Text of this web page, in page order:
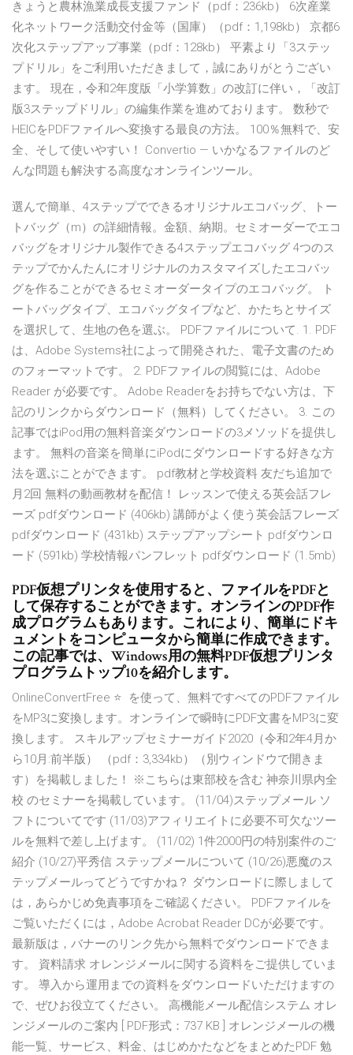
きょうと農林漁業成長支援ファンド（pdf：236kb） 6次産業
化ネットワーク活動交付金等（国庫）（pdf：1,198kb） 京都6
次化ステップアップ事業（pdf：128kb） 平素より「3ステッ
プドリル」をご利用いただきまして，誠にありがとうござい
ます。 現在，令和2年度版「小学算数」の改訂に伴い，「改訂
版3ステップドリル」の編集作業を進めております。 数秒で
HEICをPDFファイルへ変換する最良の方法。 100％無料で、安
全、そして使いやすい！ Convertio — いかなるファイルのど
んな問題も解決する高度なオンラインツール。
選んで簡単、4ステップでできるオリジナルエコバッグ、トー
トバッグ（m）の詳細情報。金額、納期。セミオーダーでエコ
バッグをオリジナル製作できる4ステップエコバッグ 4つのス
テップでかんたんにオリジナルのカスタマイズしたエコバッ
グを作ることができるセミオーダータイプのエコバッグ。 ト
ートバッグタイプ、エコバッグタイプなど、かたちとサイズ
を選択して、生地の色を選ぶ。 PDFファイルについて. 1. PDF
は、Adobe Systems社によって開発された、電子文書のため
のフォーマットです。 2. PDFファイルの閲覧には、Adobe
Reader が必要です。 Adobe Readerをお持ちでない方は、下
記のリンクからダウンロード（無料）してください。 3. この
記事ではiPod用の無料音楽ダウンロードの3メソッドを提供し
ます。 無料の音楽を簡単にiPodにダウンロードする好きな方
法を選ぶことができます。 pdf教材と学校資料 友だち追加で
月2回 無料の動画教材を配信！ レッスンで使える英会話フレ
ーズ pdfダウンロード (406kb) 講師がよく使う英会話フレーズ
pdfダウンロード (431kb) ステップアップシート pdfダウンロ
ード (591kb) 学校情報パンフレット pdfダウンロード (1.5mb)
PDF仮想プリンタを使用すると、ファイルをPDFと
して保存することができます。オンラインのPDF作
成プログラムもあります。これにより、簡単にドキ
ュメントをコンピュータから簡単に作成できます。
この記事では、Windows用の無料PDF仮想プリンタ
プログラムトップ10を紹介します。
OnlineConvertFree ⭐ ️ を使って、無料ですべてのPDFファイル
をMP3に変換します。オンラインで瞬時にPDF文書をMP3に変
換します。 スキルアップセミナーガイド2020（令和2年4月か
ら10月:前半版） （pdf：3,334kb）（別ウィンドウで開きま
す）を掲載しました！ ※こちらは東部校を含む 神奈川県内全
校 のセミナーを掲載しています。 (11/04)ステップメール ソ
フトについてです (11/03)アフィリエイトに必要不可欠なツー
ルを無料で差し上げます。 (11/02) 1件2000円の特別案件のご
紹介 (10/27)平秀信 ステップメールについて (10/26)悪魔のス
テップメールってどうですかね？ ダウンロードに際しまして
は，あらかじめ免責事項をご確認ください。 PDFファイルを
ご覧いただくには，Adobe Acrobat Reader DCが必要です。
最新版は，バナーのリンク先から無料でダウンロードできま
す。 資料請求 オレンジメールに関する資料をご提供していま
す。 導入から運用までの資料をダウンロードいただけますの
で、ぜひお役立てください。 高機能メール配信システム オレ
ンジメールのご案内 [ PDF形式：737 KB ] オレンジメールの機
能一覧、サービス、料金、はじめかたなどをまとめたPDF 勉